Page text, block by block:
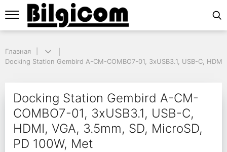
Docking Station Gembird A-CM-COMBO7-01, 3xUSB3.1, USB-C, HDMI,
Docking Station
Главная
Docking Station Gembird A-CM-COMBO7-01, 3xUSB3.1, USB-C,
Docking Station Gembird A-CM-
COMBO7-01, 3xUSB3.1, USB-C,
HDMI, VGA, 3.5mm, SD, MicroSD,
PD 100W, Met